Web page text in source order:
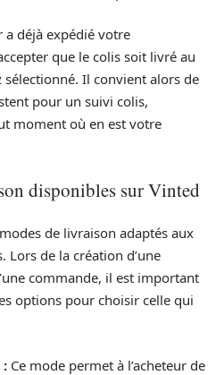
a déjà expédié votre
que le colis soit livré au
Il convient alors de
pour un suivi colis,
moment où en est votre
disponibles sur Vinted
de livraison adaptés aux
Lors de la création d’une
commande, il est important
options pour choisir celle qui
: Ce mode permet à l’acheteur de